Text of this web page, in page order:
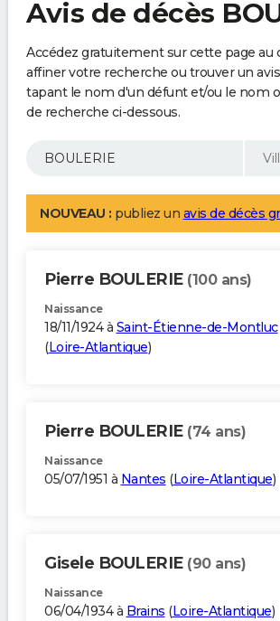
Avis de décès
Accédez gratuitement sur cette page au
affiner votre recherche ou trouver un
tapant le nom d'un défunt et/ou le nom
de recherche ci-dessous.
NOUVEAU : publiez un avis de décès
Pierre BOULERIE (100 ans)
Naissance
18/11/1924 à Saint-Étienne-de-Montluc
(Loire-Atlantique)
Pierre BOULERIE (74 ans)
Naissance
05/07/1951 à Nantes (Loire-Atlantique)
Gisele BOULERIE (90 ans)
Naissance
06/04/1934 à Brains (Loire-Atlantique)